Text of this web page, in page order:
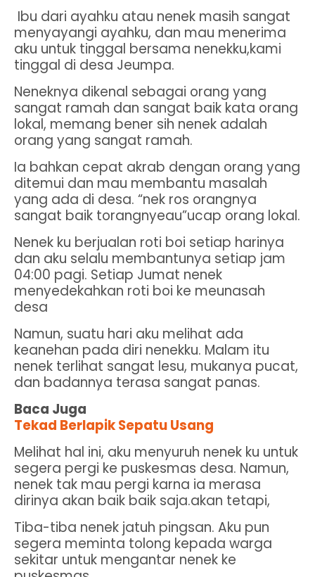
Ibu dari ayahku atau nenek masih sangat
menyayangi ayahku, dan mau menerima
aku untuk tinggal bersama nenekku,kami
tinggal di desa Jeumpa.
Neneknya dikenal sebagai orang yang
sangat ramah dan sangat baik kata orang
lokal, memang bener sih nenek adalah
orang yang sangat ramah.
Ia bahkan cepat akrab dengan orang yang
ditemui dan mau membantu masalah
yang ada di desa. “nek ros orangnya
sangat baik torangnyeau”ucap orang lokal.
Nenek ku berjualan roti boi setiap harinya
dan aku selalu membantunya setiap jam
04:00 pagi. Setiap Jumat nenek
menyedekahkan roti boi ke meunasah
desa
Namun, suatu hari aku melihat ada
keanehan pada diri nenekku. Malam itu
nenek terlihat sangat lesu, mukanya pucat,
dan badannya terasa sangat panas.
Baca Juga
Tekad Berlapik Sepatu Usang
Melihat hal ini, aku menyuruh nenek ku untuk
segera pergi ke puskesmas desa. Namun,
nenek tak mau pergi karna ia merasa
dirinya akan baik baik saja.akan tetapi,
Tiba-tiba nenek jatuh pingsan. Aku pun
segera meminta tolong kepada warga
sekitar untuk mengantar nenek ke